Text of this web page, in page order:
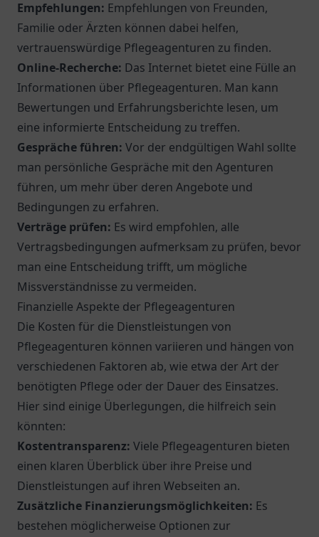
Empfehlungen: Empfehlungen von Freunden,
Familie oder Ärzten können dabei helfen,
vertrauenswürdige Pflegeagenturen zu finden.
Online-Recherche: Das Internet bietet eine Fülle an
Informationen über Pflegeagenturen. Man kann
Bewertungen und Erfahrungsberichte lesen, um
eine informierte Entscheidung zu treffen.
Gespräche führen: Vor der endgültigen Wahl sollte
man persönliche Gespräche mit den Agenturen
führen, um mehr über deren Angebote und
Bedingungen zu erfahren.
Verträge prüfen: Es wird empfohlen, alle
Vertragsbedingungen aufmerksam zu prüfen, bevor
man eine Entscheidung trifft, um mögliche
Missverständnisse zu vermeiden.
Finanzielle Aspekte der Pflegeagenturen
Die Kosten für die Dienstleistungen von
Pflegeagenturen können variieren und hängen von
verschiedenen Faktoren ab, wie etwa der Art der
benötigten Pflege oder der Dauer des Einsatzes.
Hier sind einige Überlegungen, die hilfreich sein
könnten:
Kostentransparenz: Viele Pflegeagenturen bieten
einen klaren Überblick über ihre Preise und
Dienstleistungen auf ihren Webseiten an.
Zusätzliche Finanzierungsmöglichkeiten: Es
bestehen möglicherweise Optionen zur